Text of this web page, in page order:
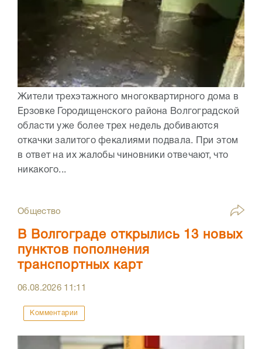
Жители трехэтажного многоквартирного дома в
Ерзовке Городищенского района Волгоградской
области уже более трех недель добиваются
откачки залитого фекалиями подвала. При этом
в ответ на их жалобы чиновники отвечают, что
никакого...
Общество
В Волгограде открылись 13 новых
пунктов пополнения
транспортных карт
06.08.2026 11:11
Комментарии